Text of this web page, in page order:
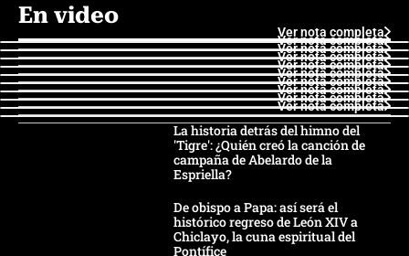
En video
Ver nota completa
Ver nota completa
Ver nota completa
Ver nota completa
Ver nota completa
Ver nota completa
Ver nota completa
Ver nota completa
Ver nota completa
Ver nota completa
La historia detrás del himno del
'Tigre': ¿Quién creó la canción de
campaña de Abelardo de la
Espriella?
De obispo a Papa: así será el
histórico regreso de León XIV a
Chiclayo, la cuna espiritual del
Pontífice